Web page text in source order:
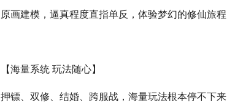
原画建模，逼真程度直指单反，体验梦幻的修仙旅程
【海量系统 玩法随心】
押镖、双修、结婚、跨服战，海量玩法根本停不下来